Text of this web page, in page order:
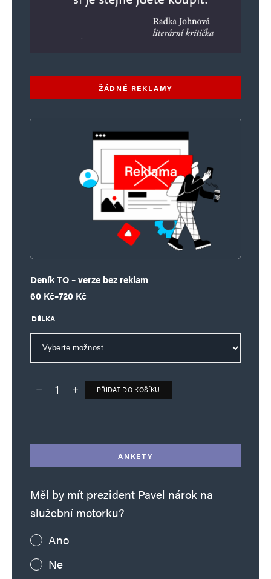
ŽÁDNÉ REKLAMY
Deník TO – verze bez reklam
60 Kč–720 Kč
Rozpětí cen: 60 Kč až 720 Kč
DÉLKA
Deník TO – verze bez reklam množství
PŘIDAT DO KOŠÍKU
ANKETY
Měl by mít prezident Pavel nárok na
služební motorku?
Ano
Ne